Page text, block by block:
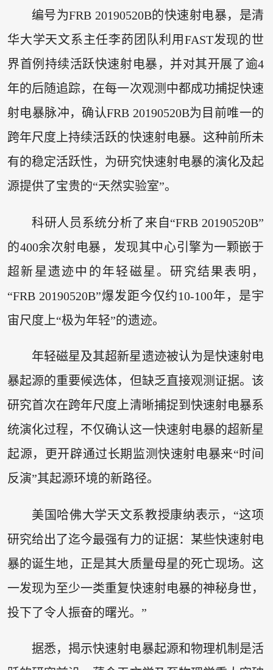
编号为FRB 20190520B的快速射电暴，是清
华大学天文系主任李菂团队利用FAST发现的世
界首例持续活跃快速射电暴，并对其开展了逾4
年的后随追踪，在每一次观测中都成功捕捉快速
射电暴脉冲，确认FRB 20190520B为目前唯一的
跨年尺度上持续活跃的快速射电暴。这种前所未
有的稳定活跃性，为研究快速射电暴的演化及起
源提供了宝贵的“天然实验室”。
科研人员系统分析了来自“FRB 20190520B”
的400余次射电暴，发现其中心引擎为一颗嵌于
超新星遗迹中的年轻磁星。研究结果表明，
“FRB 20190520B”爆发距今仅约10-100年，是宇
宙尺度上“极为年轻”的遗迹。
年轻磁星及其超新星遗迹被认为是快速射电
暴起源的重要候选体，但缺乏直接观测证据。该
研究首次在跨年尺度上清晰捕捉到快速射电暴系
统演化过程，不仅确认这一快速射电暴的超新星
起源，更开辟通过长期监测快速射电暴来“时间
反演”其起源环境的新路径。
美国哈佛大学天文系教授康纳表示，“这项
研究给出了迄今最强有力的证据：某些快速射电
暴的诞生地，正是其大质量母星的死亡现场。这
一发现为至少一类重复快速射电暴的神秘身世，
投下了令人振奋的曙光。”
据悉，揭示快速射电暴起源和物理机制是活